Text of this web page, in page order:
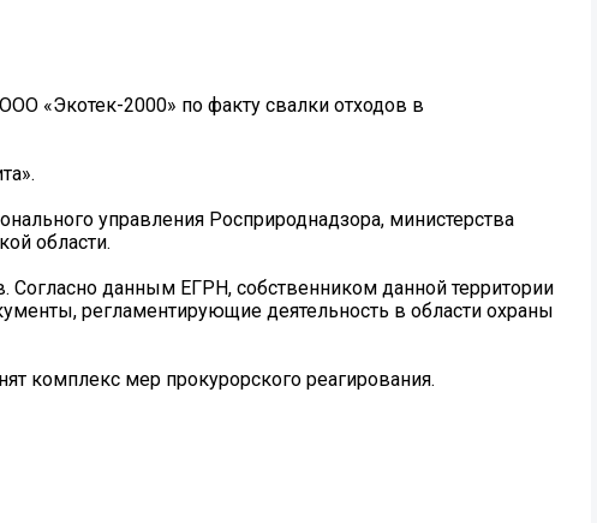
«Экотек-2000» по факту свалки отходов в
управления Росприроднадзора, министерства
области.
Согласно данным ЕГРН, собственником данной территории
регламентирующие деятельность в области охраны
комплекс мер прокурорского реагирования.